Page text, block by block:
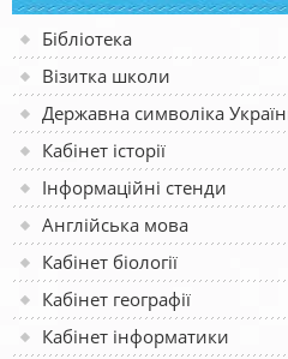
Бібліотека
Візитка школи
Державна символіка
Кабінет історії
Інформаційні стенди
Англійська мова
Кабінет біології
Кабінет географії
Кабінет інформатики